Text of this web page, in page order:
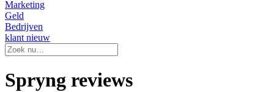
Marketing
Geld
Bedrijven
klant nieuw
Spryng reviews